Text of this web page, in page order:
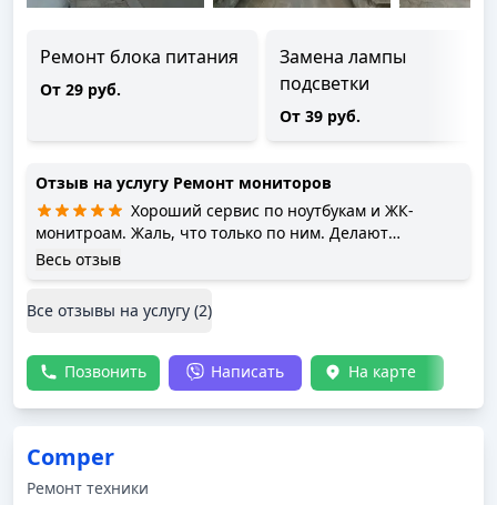
Ремонт блока питания
От 29 руб.
Замена лампы
подсветки
От 39 руб.
Отзыв на услугу Ремонт мониторов
Хороший сервис по ноутбукам и ЖК-
монитроам. Жаль, что только по ним. Делают
достаточно быстро и качественно. Диагностируют
У них же можно найти подходящий блок питания для
Весь отзыв
Все отзывы на услугу (2)
Позвонить Написать На карте
Comper
Ремонт техники